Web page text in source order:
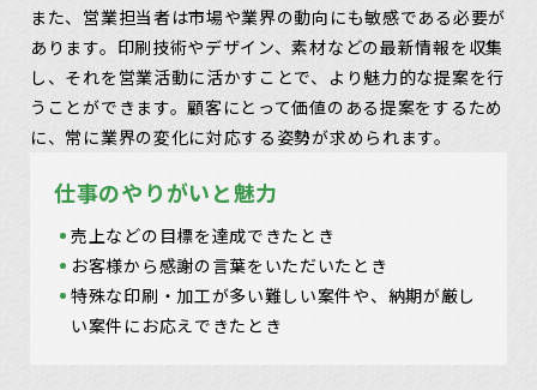
また、営業担当者は市場や業界の動向にも敏感である必要が
あります。印刷技術やデザイン、素材などの最新情報を収集
し、それを営業活動に活かすことで、より魅力的な提案を行
うことができます。顧客にとって価値のある提案をするため
に、常に業界の変化に対応する姿勢が求められます。
仕事のやりがいと魅力
売上などの目標を達成できたとき
お客様から感謝の言葉をいただいたとき
特殊な印刷・加工が多い難しい案件や、納期が厳し
い案件にお応えできたとき